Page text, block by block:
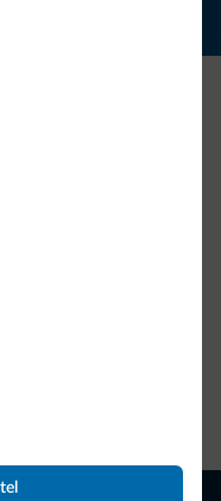
collezione firmata